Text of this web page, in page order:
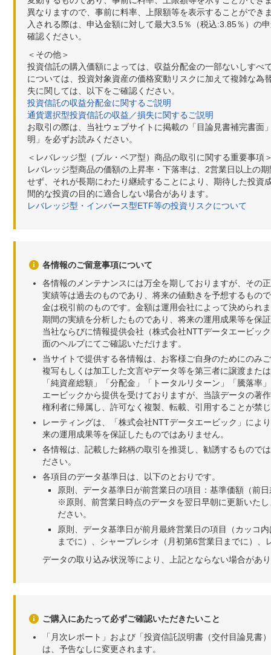
異なりますので、事前に料率、上限額等を表示することがで
入される際は、申込金額に対して最大3.5％（税込:3.85％）の
確認ください。
＜その他＞
投資信託の購入価額によっては、収益分配金の一部ないしす
については、投資対象資産の価格変動リスクに加えて複雑な
失に関しては、以下をご確認ください。
投資信託の収益分配金に関するご説明
通貨選択型投資信託の収益／損失に関するご説明
お取引の際は、当社ウェブサイトに掲載の「目論見書補完書
明」を必ずお読みください。
＜レバレッジ型（ブル・ベア型）商品の取引に関する重要事項
レバレッジ型商品の価額の上昇率・下落率は、2営業日以上の
せず、それが長期にわたり継続することにより、期待した投
間的な投資の目的に適合しない場合があります。
レバレッジ型・インバース型ETF等の投資リスクについて
各情報のご留意事項について
各情報のメンテナンスには万全を期しておりますが、その
実績等は過去のものであり、将来の値動きを予想するもの
金は税引前のものです。金額は運用会社によって決められ
期間の実績を分析したものであり、将来の運用成果等を保
当社ならびに情報提供会社（株式会社NTTデータエービッ
面のヘルプにてご確認いただけます。
当サイトで提供する各情報は、お客様ご自身のためにのみ
複写もしくは加工した文言やデータ等を第三者に譲渡また
「純資産総額」「分配金」「トータルリターン」「騰落
エービックから提供を受けておりますが、当該データの著
権利者に帰属し、許可なく複製、転載、引用することが禁
レーティングは、「株式会社NTTデータエービック」によ
来の運用成果等を保証したものではありません。
各情報は、記載した銘柄の取引を推奨し、勧誘するもので
ださい。
各項目のデータ基準日は、以下のとおりです。
原則、データ基準日が前営業日の項目：基準価額（前
※原則、前営業日時点のデータを翌日早朝に更新いた
ださい。
原則、データ基準日が前月最終営業日の項目（カッコ
までに）、シャープレシオ（月初第6営業日までに）
データの取り込み状況等により、上記とならない場合があ
ご購入にあたって必ずご確認いただきたいこと
「月次レポート」および「投資信託説明書（交付目論見
は、予告なしに変更されます。